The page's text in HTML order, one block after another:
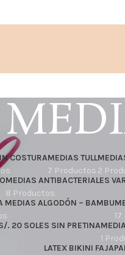
COSTURAMEDIAS TULL
7 Productos 2
MEDIAS ANTIBACTERIALES
8 Productos
MEDIAS ALGODÓN – BAMBU
. 20 SOLES SIN PRETINA
1
LATEX BIKINI FAJA